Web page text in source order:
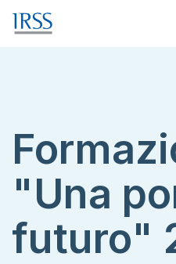
"Una
futuro"